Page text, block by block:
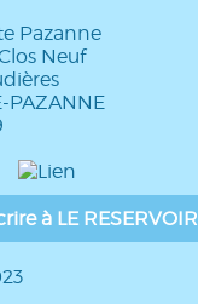
Pazanne
Neuf
PAZANNE
à LE RESERVOIR